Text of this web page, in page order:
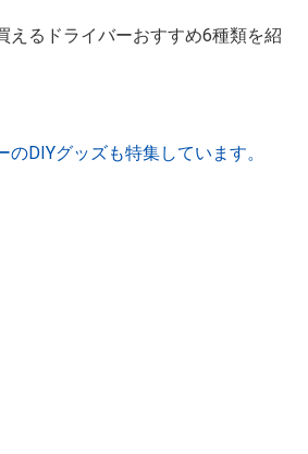
えるドライバーおすすめ6種類を紹
DIYグッズも特集しています。